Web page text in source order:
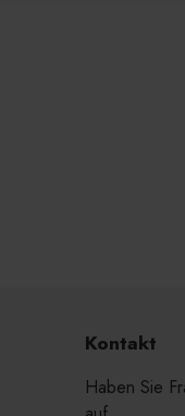
Kontakt
Haben Sie